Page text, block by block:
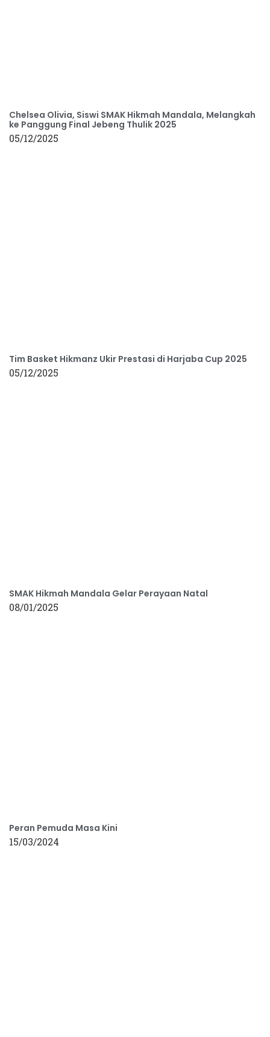
Chelsea Olivia, Siswi SMAK Hikmah Mandala, Melangkah
ke Panggung Final Jebeng Thulik 2025
05/12/2025
Tim Basket Hikmanz Ukir Prestasi di Harjaba Cup 2025
05/12/2025
SMAK Hikmah Mandala Gelar Perayaan Natal
08/01/2025
Peran Pemuda Masa Kini
15/03/2024